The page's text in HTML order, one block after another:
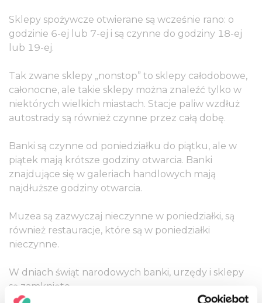
Sklepy spożywcze otwierane są wcześnie rano: o
godzinie 6-ej lub 7-ej i są czynne do godziny 18-ej
lub 19-ej.
Tak zwane sklepy „nonstop” to sklepy całodobowe,
całonocne, ale takie sklepy można znaleźć tylko w
niektórych wielkich miastach. Stacje paliw wzdłuż
autostrady są również czynne przez całą dobę.
Banki są czynne od poniedziałku do piątku, ale w
piątek mają krótsze godziny otwarcia. Banki
znajdujące się w galeriach handlowych mają
najdłuższe godziny otwarcia.
Muzea są zazwyczaj nieczynne w poniedziałki, są
również restauracje, które są w poniedziałki
nieczynne.
W dniach świąt narodowych banki, urzędy i sklepy
są zamknięte.